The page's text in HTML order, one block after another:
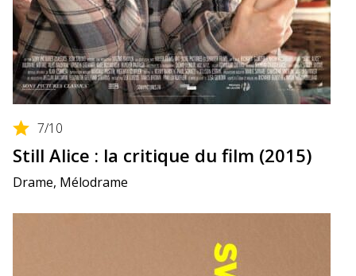
7/10
Still Alice : la critique du film (2015)
Drame, Mélodrame